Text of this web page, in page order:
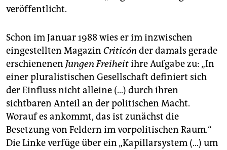
veröffentlicht.
Schon im Januar 1988 wies er im inzwischen
eingestellten Magazin Criticón der damals gerade
erschienenen Jungen Freiheitihre Aufgabe zu: „In
einer pluralistischen Gesellschaft definiert sich
der Einfluss nicht alleine (…) durch ihren
sichtbaren Anteil an der politischen Macht.
Worauf es ankommt, das ist zunächst die
Besetzung von Feldern im vorpolitischen Raum.“
Die Linke verfüge über ein „Kapillarsystem (…) um